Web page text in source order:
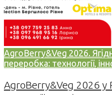
AgroBerry&Veg 2026.
переробка: технології,
AgroBerry&Veg 2026 у